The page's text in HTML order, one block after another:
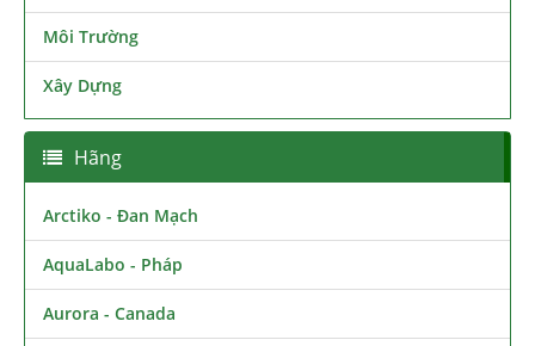
Môi Trường
Xây Dựng
Hãng
Arctiko - Đan Mạch
AquaLabo - Pháp
Aurora - Canada